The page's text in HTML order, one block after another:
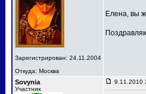
Зарегистрирован: 24.11.2004
Откуда: Москва
Елена, вы
Sovynia
Участник
9.11.2010